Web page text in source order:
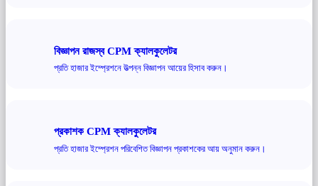
বিজ্ঞাপন রাজস্ব CPM ক্যালকুলেটর
প্রতি হাজার ইম্প্রেশনে উত্পন্ন বিজ্ঞাপন আয়ের হিসাব করুন।
প্রকাশক CPM ক্যালকুলেটর
প্রতি হাজার ইম্প্রেশন পরিবেশিত বিজ্ঞাপন প্রকাশকের আয় অনুমান করুন।